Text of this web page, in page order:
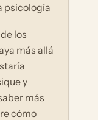
psicología
los
más allá
y
más
cómo